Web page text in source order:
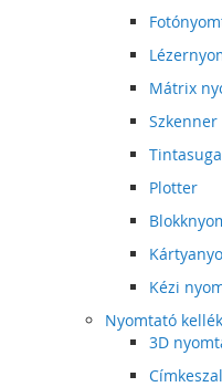
Mátrix
Szkenner
Plotter
Kézi
Nyomtató
3D